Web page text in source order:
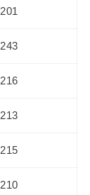
201
243
216
213
215
210